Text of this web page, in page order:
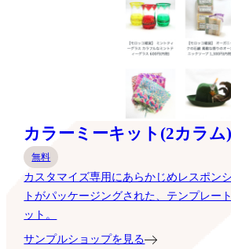
カラーミーキット(2カラム)
無料
カスタマイズ専用にあらかじめレスポン
トがパッケージングされた、テンプレー
ット。
サンプルショップを見る